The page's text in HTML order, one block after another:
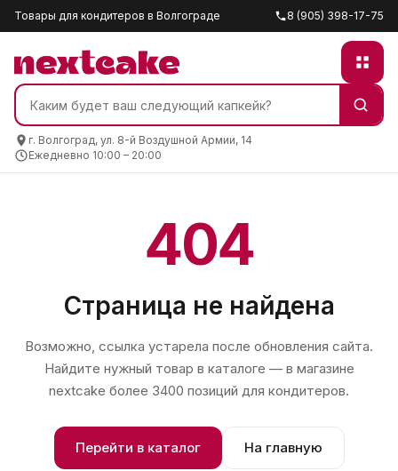
Товары для кондитеров в Волгограде 8 (905) 398-17-75
г. Волгоград, ул. 8-й Воздушной Армии, 14
Ежедневно 10:00 – 20:00
404
Страница не найдена
Возможно, ссылка устарела после обновления сайта.
Найдите нужный товар в каталоге — в магазине
nextcake более 3400 позиций для кондитеров.
Перейти в каталог На главную